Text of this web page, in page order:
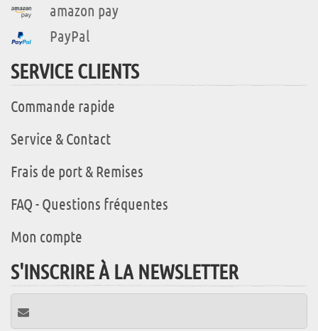
amazon pay
PayPal
SERVICE CLIENTS
Commande rapide
Service & Contact
Frais de port & Remises
FAQ - Questions fréquentes
Mon compte
S'INSCRIRE À LA NEWSLETTER